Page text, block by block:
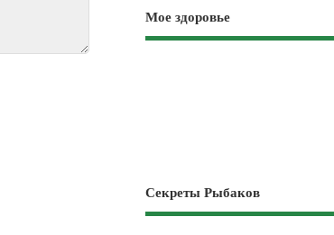
Мое здоровье
Секреты Рыбаков